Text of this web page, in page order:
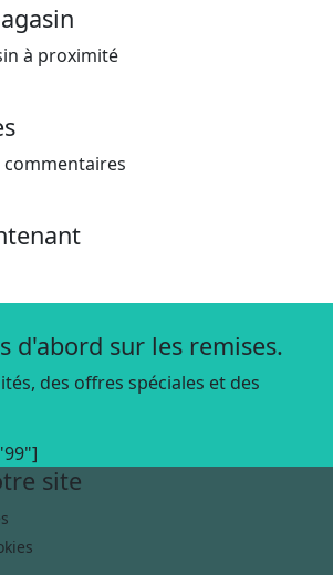
à proximité
commentaires
d'abord sur les remises.
des offres spéciales et des
site